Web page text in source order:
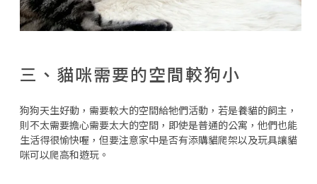
三、貓咪需要的空間較狗小
狗狗天生好動，需要較大的空間給牠們活動，若是養貓的飼主，
則不太需要擔心需要太大的空間，即使是普通的公寓，他們也能
生活得很愉快喔，但要注意家中是否有添購貓爬架以及玩具讓貓
咪可以爬高和遊玩。